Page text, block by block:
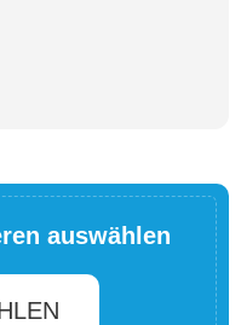
auswählen